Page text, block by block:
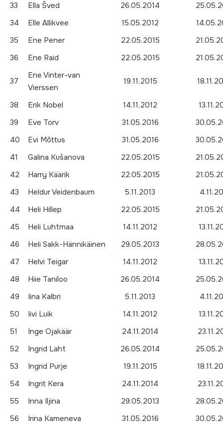
33
Ella Šved 26.05.2014
34
Elle Allikvee 15.05.2012
35
Ene Pener 22.05.2015
36
Ene Raid 22.05.2015
37
Ene Vinter-van
Vierssen
19.11.2015
38 Erik Nobel 14.11.2012
39
Eve Torv 31.05.2016
40
Evi Mõttus 31.05.2016
41
Galina Kušanova 22.05.2015
42
Harry Käärik 22.05.2015
43
Heldur Veidenbaum 5.11.2013
44
Heli Hillep 22.05.2015
45
Heli Luhtmaa 14.11.2012
46
Heli Sakk-Hännikäinen 29.05.2013
47
Helvi Teigar 14.11.2012
48
Hiie Taniloo 26.05.2014
49
Iina Kalbri 5.11.2013
50
Iivi Luik 14.11.2012
51
Inge Ojakäär 24.11.2014
52
Ingrid Laht 26.05.2014
53
Ingrid Purje 19.11.2015
54
Ingrit Kera 24.11.2014
55
Inna Iljina 29.05.2013
56
Irina Kameneva 31.05.2016